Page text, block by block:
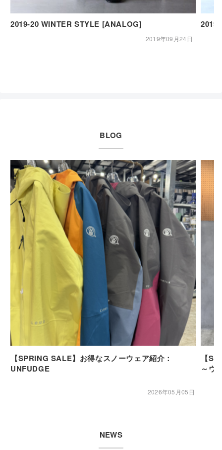
2019-20 WINTER STYLE [ANALOG]
2019年09月24日
BLOG
【SPRING SALE】お得なスノーウェア紹介：
UNFUDGE
2026年05月05日
【
～ウ
NEWS